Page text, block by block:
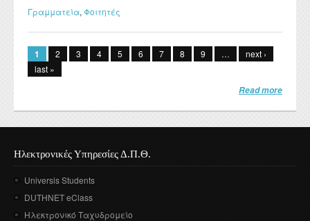
Γραμματεία, Φοιτητές
1 2 3 4 5 6 7 8 9 …
next ›
last »
Read more
Ηλεκτρονικές Υπηρεσίες Δ.Π.Θ.
Universis Students
DUTHNET eClass
Ηλεκτρονικό Ταχυδρομείο